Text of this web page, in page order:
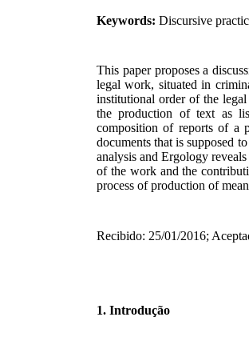
Keywords: Discursive
This paper proposes a
legal work, situated in
institutional order of the legal
the production of text as
composition of reports of a
documents thatis supposed to
analysis and Ergology reveals
of the work and the
process of production of
Recibido: 25/01/2016;
1. Introdução